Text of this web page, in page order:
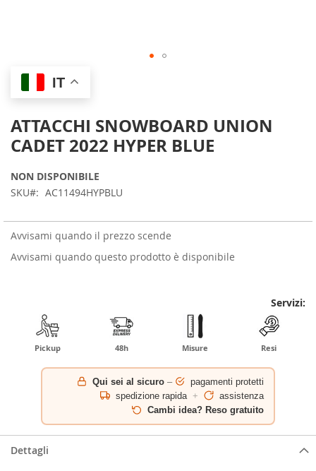
IT
ATTACCHI SNOWBOARD UNION
CADET 2022 HYPER BLUE
NON DISPONIBILE
SKU
AC11494HYPBLU
Avvisami quando il prezzo scende
Avvisami quando questo prodotto è disponibile
Servizi:
Pickup 48h Misure Resi
Qui sei al sicuro –
pagamenti protetti
spedizione rapida +
assistenza
Cambi idea? Reso gratuito
Skip
the
of
the
gallery
Dettagli